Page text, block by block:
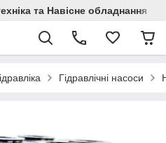
та Навісне обладнання
Гідравлічні насоси